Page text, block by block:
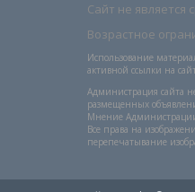
Сайт не является
Возрастное
Использование
активной ссылки на
Администрация сайта
размещенных
Мнение
Все права на
перепечатывание